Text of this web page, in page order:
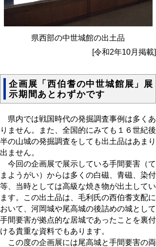
県西部の中世城館の出土品
[令和2年10月掲載]
企画展「西伯耆の中世城館展」展
示期間あとわずかです
県内では戦国時代の発掘調査事例は多くあ
りません。また、全国的にみても１６世紀後
半の山城の発掘調査をしても出土品はあまり
出ません。
今回の企画展で展示している手間要害（て
まようがい）からは多くの白磁、青磁、染付
等、当時としては高級な焼き物が出土してい
ます。この出土品は、毛利氏の西伯耆支配に
おいて、河岡城や尾高城の後詰めの城として
手間要害が拠点的な居城であったことを裏付
ける貴重な資料でもあります。
この度の企画展には尾高城と手間要害の両